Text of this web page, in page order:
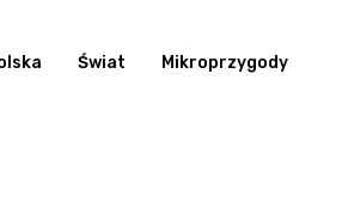
Świat Mikroprzygody